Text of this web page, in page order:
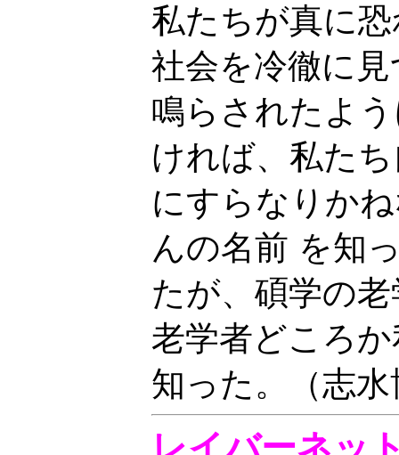
私たちが真に
社会を冷徹に
鳴らされたよ
ければ、私た
にすらなりか
んの名前 を知
たが、碩学の
老学者どころ
知った。（志
レイバーネッ